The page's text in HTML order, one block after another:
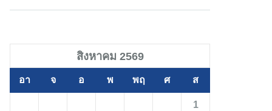
สิงหาคม 2569
อา จ อ พ พฤ ศ ส
1